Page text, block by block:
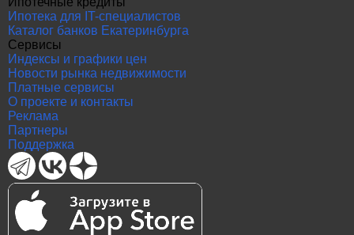
Ипотека для IT-специалистов
Каталог банков Екатеринбурга
Сервисы
Индексы и графики цен
Новости рынка недвижимости
Платные сервисы
О проекте и контакты
Реклама
Партнеры
Поддержка